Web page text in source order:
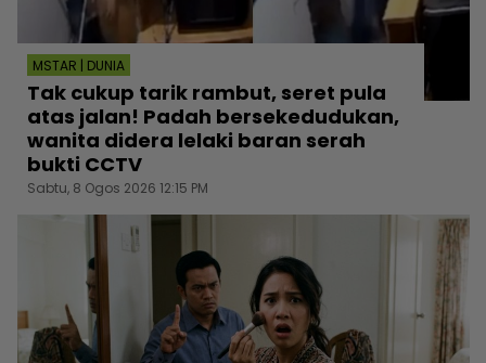
MSTAR | DUNIA
Tak cukup tarik rambut, seret pula
atas jalan! Padah bersekedudukan,
wanita didera lelaki baran serah
bukti CCTV
Sabtu, 8 Ogos 2026 12:15 PM